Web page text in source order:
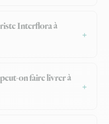
Interflora à
on faire livrer à